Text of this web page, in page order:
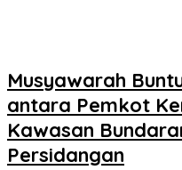
Musyawarah
antara Pemkot
Kawasan
Persidangan